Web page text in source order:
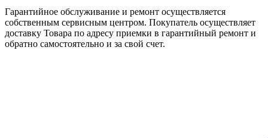
Гарантийное обслуживание и ремонт осуществляется
собственным сервисным центром. Покупатель осуществляет
доставку Товара по адресу приемки в гарантийный ремонт и
обратно самостоятельно и за свой счет.